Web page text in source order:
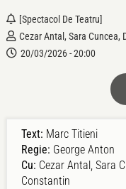
[spectacol De Teatru]
Cezar Antal, Sara Cuncea,
20/03/2026 - 20:00
Text: Marc Titieni
Regie: George Anton
Cu: Cezar Antal, Sara
Constantin